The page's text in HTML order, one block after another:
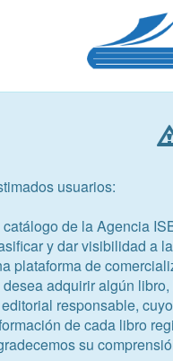
8
en la Doctrina y en el
usuarios:
catálogo de la Agencia
y dar visibilidad a
plataforma de
desea adquirir algún
responsable,
de cada libro
su